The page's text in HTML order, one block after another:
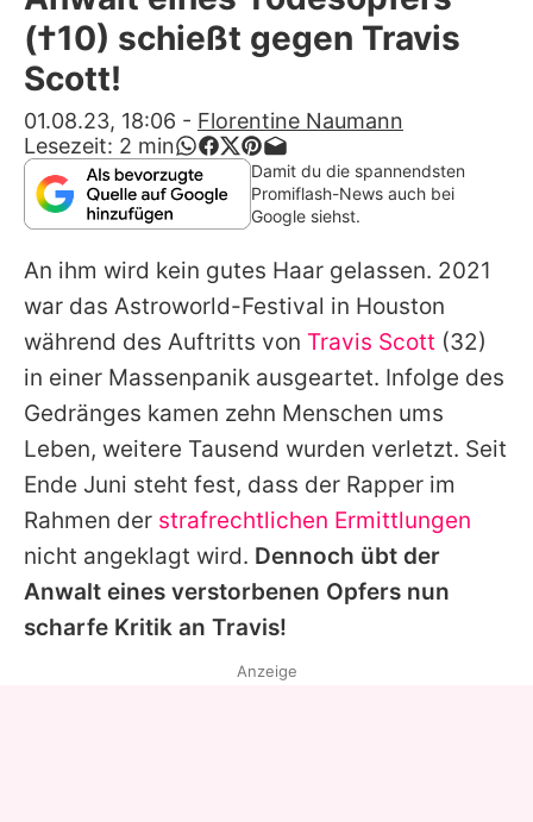
Alle Themen auf Promiflash
Jobs
App runterladen
Team
Redaktionelle Richtlinien
Impressum
Datenschutzerklärung
Nutzungsbedingungen
Utiq verwalten
(†10) schießt gegen Travis
Scott!
01.08.23, 18:06 - Florentine Naumann
Lesezeit: 2 min
Damit du die spannendsten
Promiflash-News auch bei
Google siehst.
An ihm wird kein gutes Haar gelassen. 2021
war das Astroworld-Festival in Houston
während des Auftritts von Travis Scott (32)
in einer Massenpanik ausgeartet. Infolge des
Gedränges kamen zehn Menschen ums
Leben, weitere Tausend wurden verletzt. Seit
Ende Juni steht fest, dass der Rapper im
Rahmen der strafrechtlichen Ermittlungen
nicht angeklagt wird. Dennoch übt der
Anwalt eines verstorbenen Opfers nun
scharfe Kritik an Travis!
Anzeige